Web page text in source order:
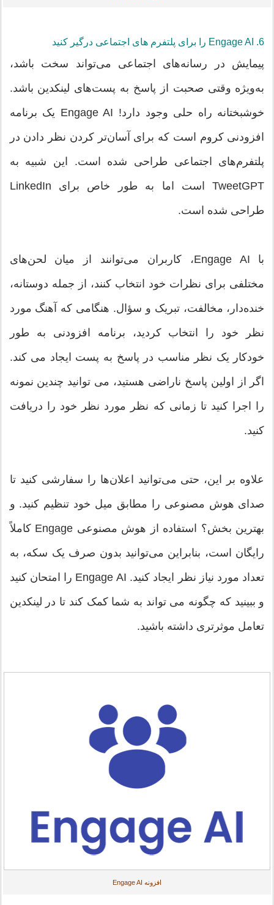
6. Engage AI را برای پلتفرم های اجتماعی درگیر کنید
پیمایش در رسانه‌های اجتماعی می‌تواند سخت باشد،
به‌ویژه وقتی صحبت از پاسخ به پست‌های لینکدین باشد.
خوشبختانه راه حلی وجود دارد! Engage AI یک برنامه
افزودنی کروم است که برای آسان‌تر کردن نظر دادن در
پلتفرم‌های اجتماعی طراحی شده است. این شبیه به
TweetGPT است اما به طور خاص برای LinkedIn
طراحی شده است.
با Engage AI، کاربران می‌توانند از میان لحن‌های
مختلفی برای نظرات خود انتخاب کنند، از جمله دوستانه،
خنده‌دار، مخالفت، تبریک و سؤال. هنگامی که آهنگ مورد
نظر خود را انتخاب کردید، برنامه افزودنی به طور
خودکار یک نظر مناسب در پاسخ به پست ایجاد می کند.
اگر از اولین پاسخ ناراضی هستید، می توانید چندین نمونه
را اجرا کنید تا زمانی که نظر مورد نظر خود را دریافت
کنید.
علاوه بر این، حتی می‌توانید اعلان‌ها را سفارشی کنید تا
صدای هوش مصنوعی را مطابق میل خود تنظیم کنید. و
بهترین بخش؟ استفاده از هوش مصنوعی Engage کاملاً
رایگان است، بنابراین می‌توانید بدون صرف یک سکه، به
تعداد مورد نیاز نظر ایجاد کنید. Engage AI را امتحان کنید
و ببینید که چگونه می تواند به شما کمک کند تا در لینکدین
تعامل موثرتری داشته باشید.
افزونه Engage AI